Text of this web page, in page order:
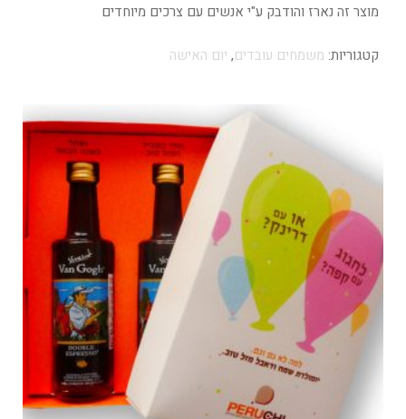
מוצר זה נארז והודבק ע"י אנשים עם צרכים מיוחדים
קטגוריות: משמחים עובדים, יום האישה